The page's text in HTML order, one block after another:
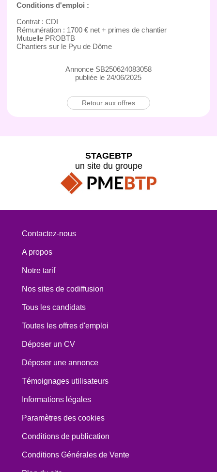
Conditions d'emploi :
Contrat : CDI
Rémunération : 1700 € net + primes de chantier
Mutuelle PROBTB
Chantiers sur le Pyu de Dôme
Annonce SB250624083058
publiée le 24/06/2025
Retour aux offres
STAGEBTP
un site du groupe
Contactez-nous
A propos
Notre tarif
Nos sites de codiffusion
Tous les candidats
Toutes les offres d'emploi
Déposer un CV
Déposer une annonce
Témoignages utilisateurs
Informations légales
Paramètres des cookies
Conditions de publication
Conditions Générales de Vente